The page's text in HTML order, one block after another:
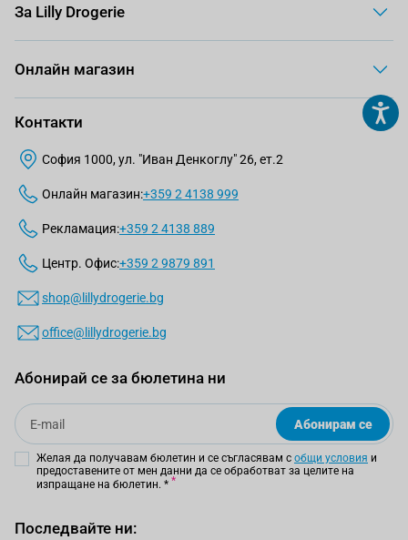
За Lilly Drogerie
Онлайн магазин
Контакти
София 1000, ул. "Иван Денкоглу" 26, ет.2
Онлайн магазин:+359 2 4138 999
Рекламация:+359 2 4138 889
Центр. Офис:+359 2 9879 891
shop@lillydrogerie.bg
office@lillydrogerie.bg
Абонирай се за бюлетина ни
Email
Абонирам се
Желая да получавам бюлетин и се съгласявам с общи условия и
предоставените от мен данни да се обработват за целите на
изпращане на бюлетин. *
Последвайте ни: